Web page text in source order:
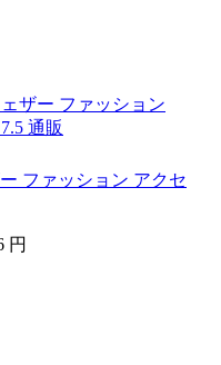
ファッション アクセ
円